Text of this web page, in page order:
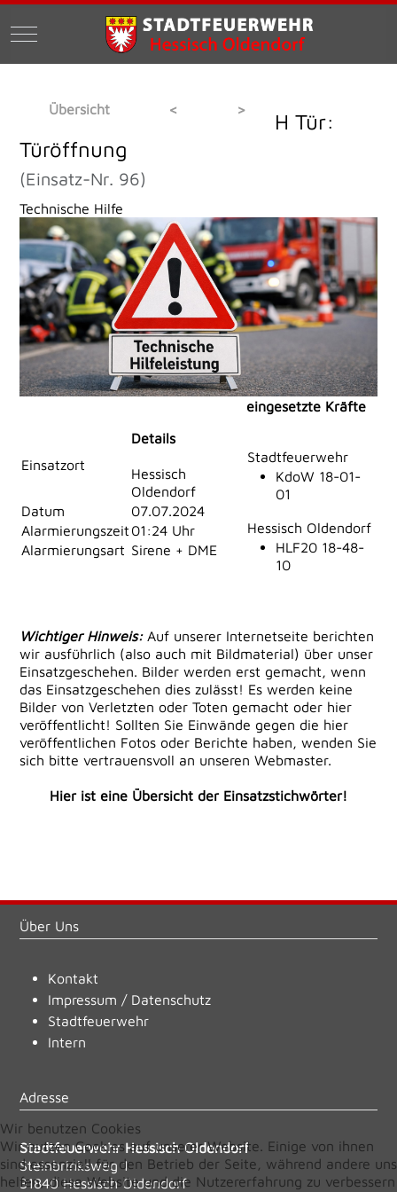
Mobile Menu Toggle
Übersicht < >
H Tür:
Türöffnung
(Einsatz-Nr. 96)
Technische Hilfe
Einsatzort
Details
Hessisch
Oldendorf
Datum
07.07.2024
Alarmierungszeit 01:24 Uhr
Alarmierungsart Sirene + DME
eingesetzte Kräfte
Stadtfeuerwehr
KdoW 18-01-
01
Hessisch Oldendorf
HLF20 18-48-
10
Wichtiger Hinweis: Auf unserer Internetseite berichten
wir ausführlich (also auch mit Bildmaterial) über unser
Einsatzgeschehen. Bilder werden erst gemacht, wenn
das Einsatzgeschehen dies zulässt! Es werden keine
Bilder von Verletzten oder Toten gemacht oder hier
veröffentlicht! Sollten Sie Einwände gegen die hier
veröffentlichen Fotos oder Berichte haben, wenden Sie
sich bitte vertrauensvoll an unseren Webmaster.
Hier ist eine Übersicht der Einsatzstichwörter!
Über Uns
Kontakt
Impressum / Datenschutz
Stadtfeuerwehr
Intern
Adresse
Stadtfeuerwehr Hessisch Oldendorf
Steinbrinksweg 1
31840 Hessisch Oldendorf
Wir benutzen Cookies
Wir nutzen Cookies auf unserer Website. Einige von ihnen
sind essenziell für den Betrieb der Seite, während andere uns
helfen, diese Website und die Nutzererfahrung zu verbessern